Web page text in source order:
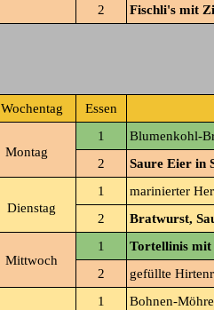
2
Fischli's mit
Wochentag Essen
Montag
1
Blumenkohl-
2
Saure Eier in
Dienstag
1
marinierter
2
Bratwurst,
Mittwoch
1
Tortellinis mit
2
gefüllte
1
Bohnen-